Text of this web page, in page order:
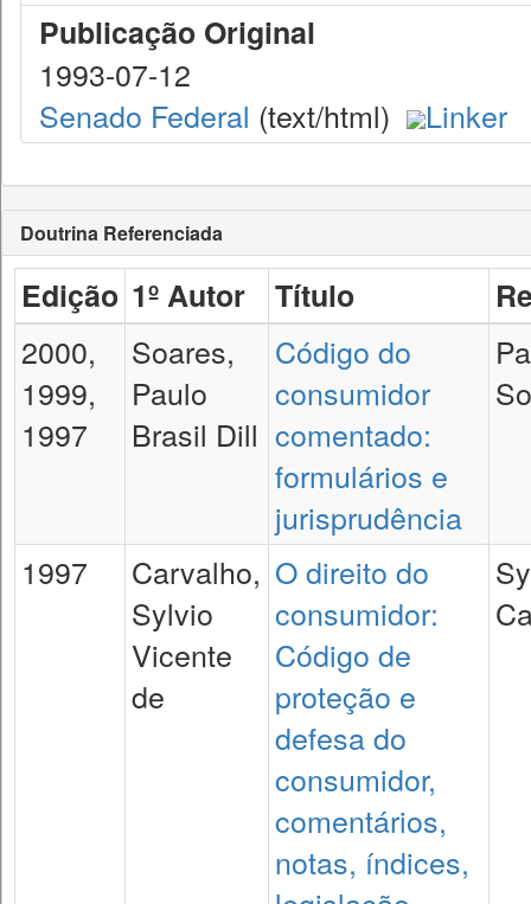
Publicação Original
1993-07-12
Senado Federal (text/html) Linker
Doutrina Referenciada
Edição 1º Autor Título
2000,
1999,
1997
Soares,
Paulo
Brasil Dill
Código do
consumidor
comentado:
formulários e
jurisprudência
1997
Carvalho,
Sylvio
Vicente
de
O direito do
consumidor:
Código de
proteção e
defesa do
consumidor,
comentários,
notas, índices,